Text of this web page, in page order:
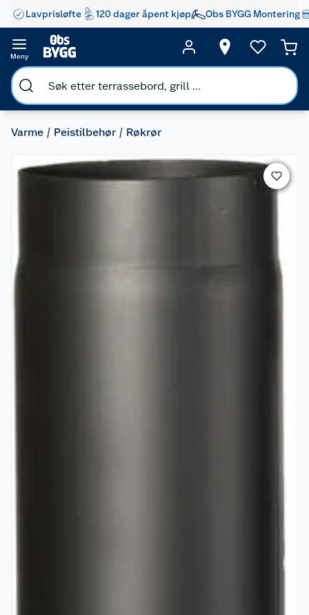
Lavprisløfte 120 dager åpent kjøp Obs BYGG Montering
Meny
Varme Peistilbehør Røkrør